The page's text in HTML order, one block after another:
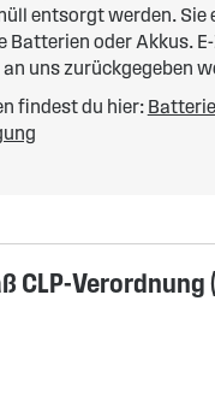
entsorgt werden.
Batterien oder Akkus.
uns zurückgegeben
findest du hier:
CLP-Verordnung